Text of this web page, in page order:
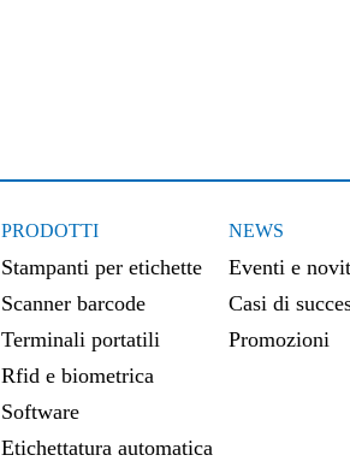
PRODOTTI
Stampanti per etichette
Scanner barcode
Terminali portatili
Rfid e biometrica
Software
Etichettatura automatica
NEWS
Eventi e
Casi di
Promozioni